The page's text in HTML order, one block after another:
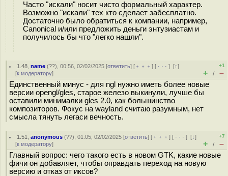
Часто "искали" носит чисто формальный характер.
Возможно "искали" тех кто сделает забесплатно.
Достаточно было обратиться к компании, например,
Canonical и/или предложить деньги энтузиастам и
получилось бы что "легко нашли".
1.48 ,name (??), 00:56, 02/02/2025 [ответить] [ ﹢﹢﹢] [ · · ·][↑]
[к модератору]
+1
+ / –
Единственный минус - для ngl нужно иметь более новые
версии opengl/gles, старое железо выкинули, лучше бы
оставили минималки gles 2.0, как большинство
композиторов. Фокус на wayland считаю разумным, нет
смысла тянуть легаси вечность.
1.51 ,anonymous (??), 01:05, 02/02/2025 [ответить] [ ﹢﹢﹢] [ · · ·][↓]
[к модератору]
+7
+ / –
Главный вопрос: чего такого есть в новом GTK, какие новые
фичи он добавляет, чтобы оправдать переход на новую
версию и отказ от иксов?